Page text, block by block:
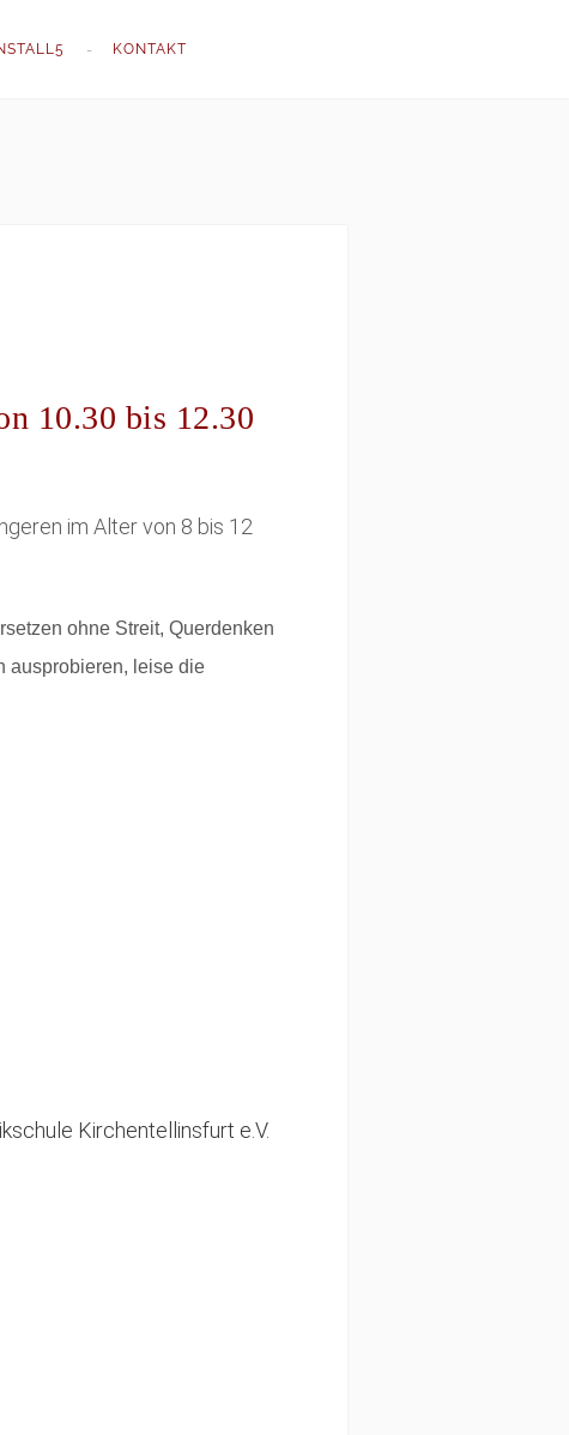
KONTAKT
10.30 bis 12.30
im Alter von 8 bis 12
ohne Streit, Querdenken
ausprobieren, leise die
Kirchentellinsfurt e.V.